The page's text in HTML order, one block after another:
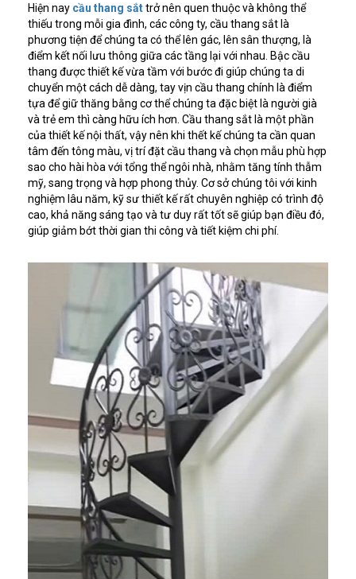
Hiện nay cầu thang sắttrở nên quen thuộc và không thể
thiếu trong mỗi gia đình, các công ty, cầu thang sắt là
phương tiện để chúng ta có thể lên gác, lên sân thượng, là
điểm kết nối lưu thông giữa các tầng lại với nhau. Bậc cầu
thang được thiết kế vừa tầm với bước đi giúp chúng ta di
chuyển một cách dễ dàng, tay vịn cầu thang chính là điểm
tựa để giữ thăng bằng cơ thể chúng ta đặc biệt là người già
và trẻ em thì càng hữu ích hơn. Cầu thang sắt là một phần
của thiết kế nội thất, vậy nên khi thết kế chúng ta cần quan
tâm đến tông màu, vị trí đặt cầu thang và chọn mẫu phù hợp
sao cho hài hòa với tổng thể ngôi nhà, nhằm tăng tính thẫm
mỹ, sang trọng và hợp phong thủy. Cơ sở chúng tôi với kinh
nghiệm lâu năm, kỹ sư thiết kế rất chuyên nghiệp có trình độ
cao, khả năng sáng tạo và tư duy rất tốt sẽ giúp bạn điều đó,
giúp giảm bớt thời gian thi công và tiết kiệm chi phí.